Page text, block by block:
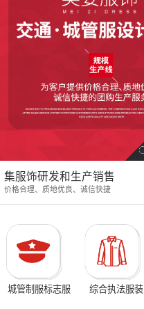
集服饰研发和生产销售
价格合理、质地优良、诚信快捷
城管制服标志服 综合执法服装